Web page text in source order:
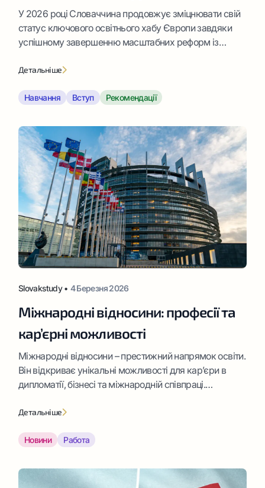
У 2026 році Словаччина продовжує зміцнювати свій
статус ключового освітнього хабу Європи завдяки
успішному завершенню масштабних реформ із
програм підтримки талановитих іноземних студентів.
можливості безкоштовного навчання робить
кар’єри у найбільших світових корпораціях і життя в
безпечному, динамічному європейському
середовищі.Наша […]
Детальніше
Навчання Вступ Рекомендації
Slovakstudy • 4 Березня 2026
Міжнародні відносини: професії та
кар’єрні можливості
Міжнародні відносини – престижний напрямок освіти.
Він відкриває унікальні можливості для кар’єри в
дипломатії, бізнесі та міжнародній співпраці.
зовнішню політику та економічні зв’язки. Якщо ви
відносини», дізнайтесь докладніше, ким працювати
Детальніше
Новини Работа